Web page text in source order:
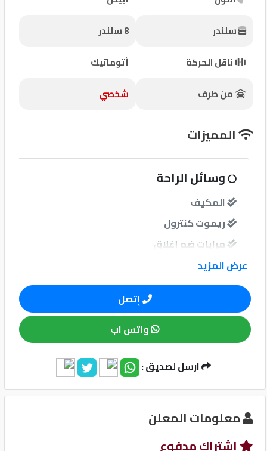
المنتدى
كيو
نمبر
كيو
كارز
ماركت
الدليل
القطري
©
سلندر
8 سلندر
ناقل الحركة
أتوماتيك
من طرف
شخصي
المميزات
وسائل الراحة
المكيف
ريموت كنترول
مرايات ضم إغلاق
نوافذ
نوافذ كهربائية امامية
نظام مانع للانغلاق-ABS
عرض المزيد
إتصل
واتس اب
ارسل لصديق :
معلومات المعلن
إشتراك مدفوع